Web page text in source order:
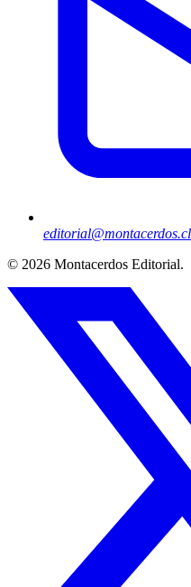
editorial@montacerdos.cl
© 2026 Montacerdos Editorial.